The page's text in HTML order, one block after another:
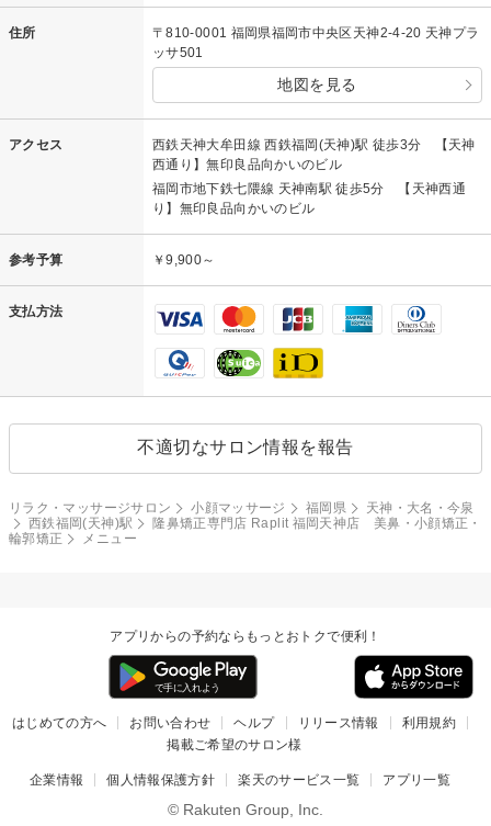
住所
〒810-0001 福岡県福岡市中央区天神2-4-20 天神プラ
ッサ501
地図を見る
アクセス
西鉄天神大牟田線 西鉄福岡(天神)駅 徒歩3分 【天神
西通り】無印良品向かいのビル
福岡市地下鉄七隈線 天神南駅 徒歩5分 【天神西通
り】無印良品向かいのビル
参考予算 ￥9,900～
支払方法
不適切なサロン情報を報告
リラク・マッサージサロン 小顔マッサージ 福岡県
天神・大名・今泉
西鉄福岡(天神)駅
隆鼻矯正専門店 Raplit 福岡天神店 美鼻・小顔矯正・
輪郭矯正
メニュー
アプリからの予約ならもっとおトクで便利！
はじめての方へ お問い合わせ ヘルプ リリース情報
利用規約
掲載ご希望のサロン様
企業情報 個人情報保護方針 楽天のサービス一覧 アプリ一覧
© Rakuten Group, Inc.